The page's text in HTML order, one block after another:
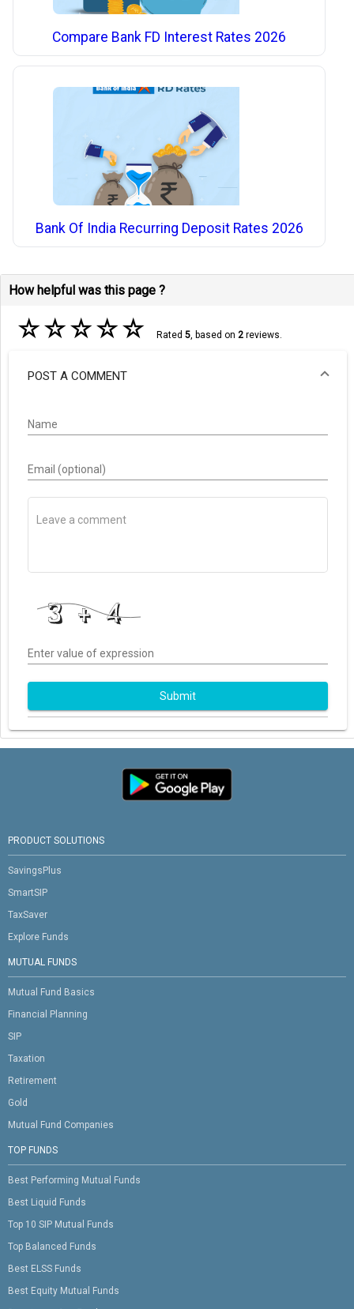
Compare Bank FD Interest Rates 2026
Bank Of India Recurring Deposit Rates 2026
How helpful was this page ?
☆☆☆☆☆ Rated 5, based on 2reviews.
POST A COMMENT
Name
Email (optional)
Enter value of expression
Submit
PRODUCT SOLUTIONS
SavingsPlus
SmartSIP
TaxSaver
Explore Funds
MUTUAL FUNDS
Mutual Fund Basics
Financial Planning
SIP
Taxation
Retirement
Gold
Mutual Fund Companies
TOP FUNDS
Best Performing Mutual Funds
Best Liquid Funds
Top 10 SIP Mutual Funds
Top Balanced Funds
Best ELSS Funds
Best Equity Mutual Funds